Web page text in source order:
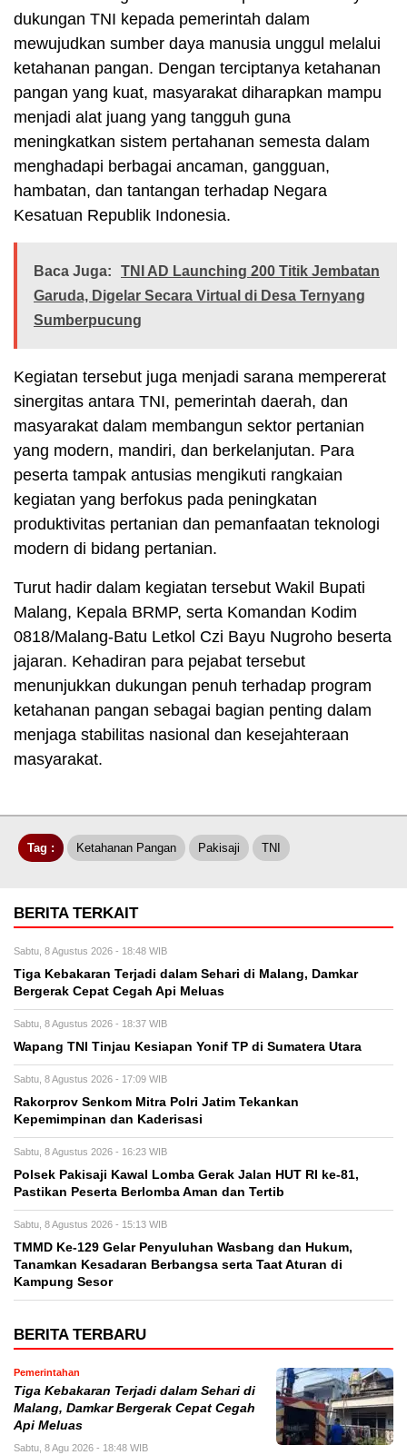
dukungan TNI kepada pemerintah dalam
mewujudkan sumber daya manusia unggul melalui
ketahanan pangan. Dengan terciptanya ketahanan
pangan yang kuat, masyarakat diharapkan mampu
menjadi alat juang yang tangguh guna
meningkatkan sistem pertahanan semesta dalam
menghadapi berbagai ancaman, gangguan,
hambatan, dan tantangan terhadap Negara
Kesatuan Republik Indonesia.
Baca Juga:
TNI AD Launching 200 Titik Jembatan
Garuda, Digelar Secara Virtual di Desa Ternyang
Sumberpucung
Kegiatan tersebut juga menjadi sarana mempererat
sinergitas antara TNI, pemerintah daerah, dan
masyarakat dalam membangun sektor pertanian
yang modern, mandiri, dan berkelanjutan. Para
peserta tampak antusias mengikuti rangkaian
kegiatan yang berfokus pada peningkatan
produktivitas pertanian dan pemanfaatan teknologi
modern di bidang pertanian.
Turut hadir dalam kegiatan tersebut Wakil Bupati
Malang, Kepala BRMP, serta Komandan Kodim
0818/Malang-Batu Letkol Czi Bayu Nugroho beserta
jajaran. Kehadiran para pejabat tersebut
menunjukkan dukungan penuh terhadap program
ketahanan pangan sebagai bagian penting dalam
menjaga stabilitas nasional dan kesejahteraan
masyarakat.
Tag : Ketahanan Pangan Pakisaji TNI
BERITA TERKAIT
Sabtu, 8 Agustus 2026 - 18:48 WIB
Tiga Kebakaran Terjadi dalam Sehari di Malang, Damkar
Bergerak Cepat Cegah Api Meluas
Sabtu, 8 Agustus 2026 - 18:37 WIB
Wapang TNI Tinjau Kesiapan Yonif TP di Sumatera Utara
Sabtu, 8 Agustus 2026 - 17:09 WIB
Rakorprov Senkom Mitra Polri Jatim Tekankan
Kepemimpinan dan Kaderisasi
Sabtu, 8 Agustus 2026 - 16:23 WIB
Polsek Pakisaji Kawal Lomba Gerak Jalan HUT RI ke-81,
Pastikan Peserta Berlomba Aman dan Tertib
Sabtu, 8 Agustus 2026 - 15:13 WIB
TMMD Ke-129 Gelar Penyuluhan Wasbang dan Hukum,
Tanamkan Kesadaran Berbangsa serta Taat Aturan di
Kampung Sesor
BERITA TERBARU
Pemerintahan
Tiga Kebakaran Terjadi dalam Sehari di
Malang, Damkar Bergerak Cepat Cegah
Api Meluas
Sabtu, 8 Agu 2026 - 18:48 WIB